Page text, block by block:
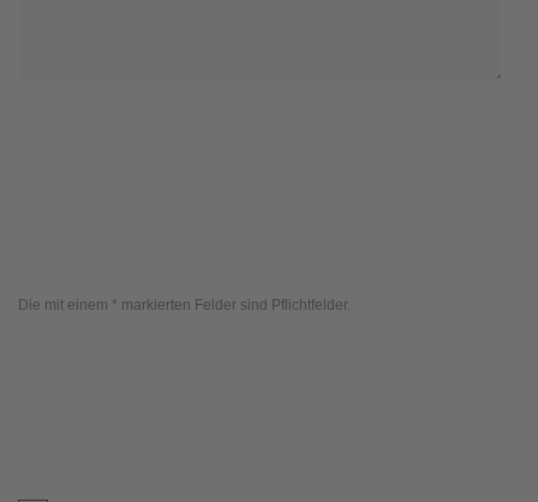
Die mit einem * markierten Felder sind Pflichtfelder.